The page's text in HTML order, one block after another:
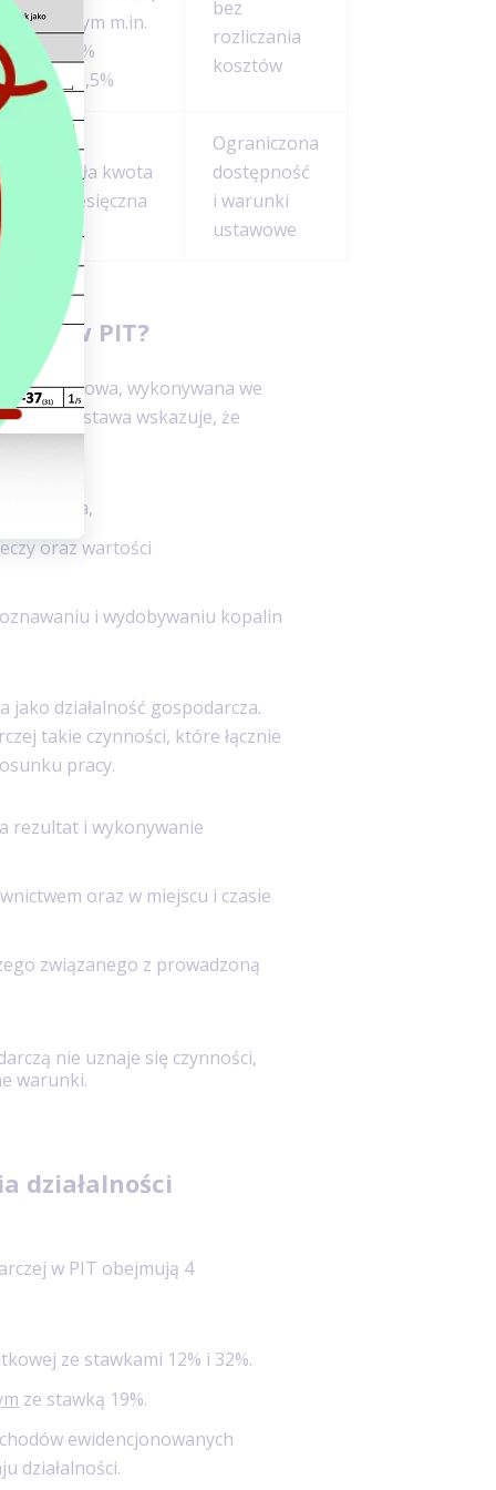
w tym m.in.
8,5%
i 12,5%
bez
rozliczania
kosztów
Stała kwota
miesięczna
Ograniczona
dostępność
i warunki
ustawowe
w PIT?
zarobkowa, wykonywana we
Ustawa wskazuje, że
usługowa,
oraz wartości
i wydobywaniu kopalin
działalność gospodarcza.
takie czynności, które łącznie
pracy.
rezultat i wykonywanie
oraz w miejscu i czasie
związanego z prowadzoną
nie uznaje się czynności,
warunki.
działalności
w PIT obejmują 4
ze stawkami 12% i 32%.
ze stawką 19%.
ewidencjonowanych
działalności.